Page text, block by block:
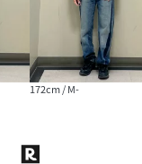
172cm / M-